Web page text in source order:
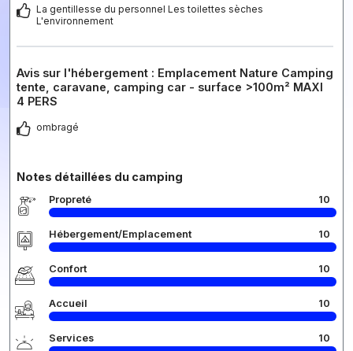
La gentillesse du personnel Les toilettes sèches
L'environnement
Avis sur l'hébergement : Emplacement Nature Camping
tente, caravane, camping car - surface >100m² MAXI
4 PERS
ombragé
Notes détaillées du camping
Propreté 10
Hébergement/Emplacement 10
Confort 10
Accueil 10
Services 10